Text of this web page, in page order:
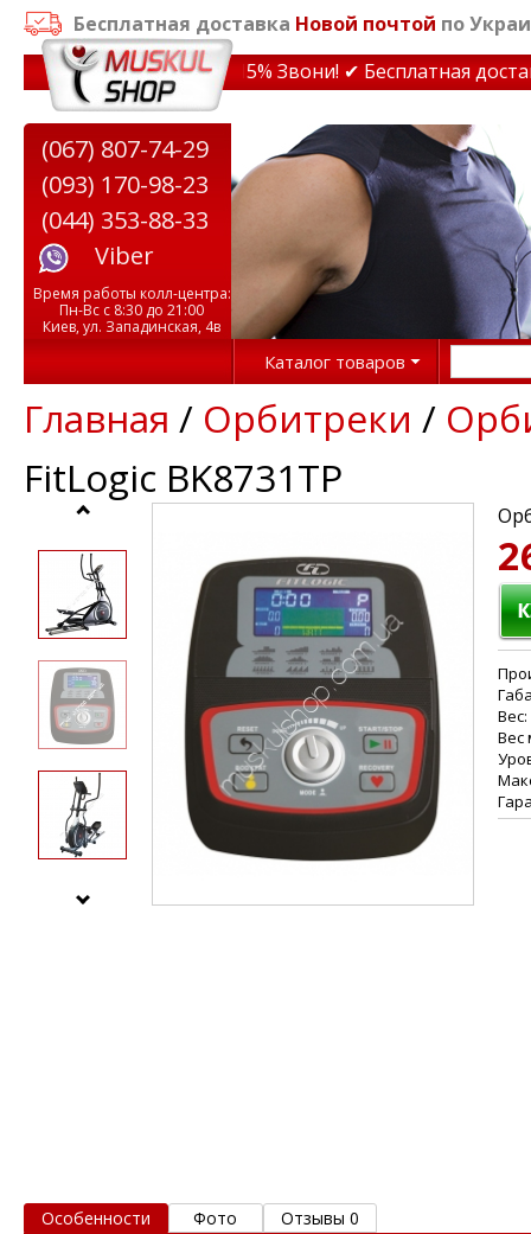
Бесплатная доставка Новой почтой по
на тренажеры до 15% Звони! ✔ Бесплатная
(067) 807-74-29
(093) 170-98-23
(044) 353-88-33
Viber
Время работы колл-центра:
Пн-Вс с 8:30 до 21:00
Киев, ул. Западинская, 4в
Каталог товаров
Главная / Орбитреки /
FitLogic BK8731TP
Вес:
Вес
Особенности Фото Отзывы 0